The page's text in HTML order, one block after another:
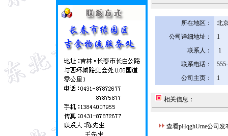
所在地区：
北
公司详细地址：
1
联系人：
1
联系电话：
公司主页：
1
相关信息：
查看pHqghUme公司发